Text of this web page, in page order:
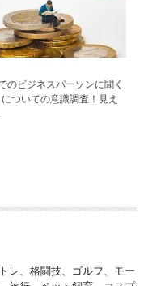
のビジネスパーソンに聞く
についての意識調査！見え
レ、格闘技、ゴルフ、モー